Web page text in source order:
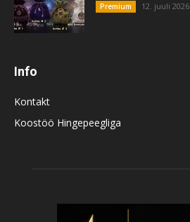
Premium 12. juuli 2026
Info
Kontakt
Koostöö Hingepeegliga